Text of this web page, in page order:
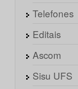
Telefones
Editais
Ascom
Sisu UFS